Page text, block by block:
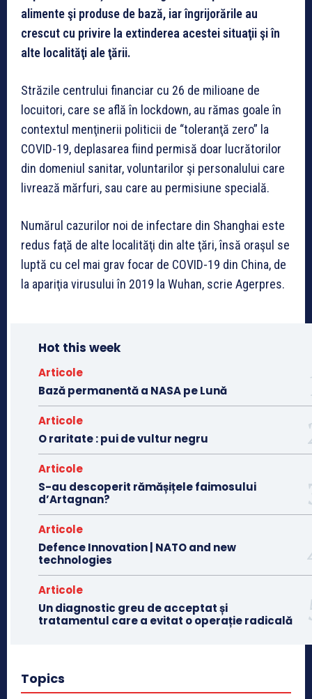
alimente şi produse de bază, iar îngrijorările au
crescut cu privire la extinderea acestei situaţii şi în
alte localităţi ale ţării.
Străzile centrului financiar cu 26 de milioane de
locuitori, care se află în lockdown, au rămas goale în
contextul menţinerii politicii de “toleranţă zero” la
COVID-19, deplasarea fiind permisă doar lucrătorilor
din domeniul sanitar, voluntarilor şi personalului care
livrează mărfuri, sau care au permisiune specială.
Numărul cazurilor noi de infectare din Shanghai este
redus faţă de alte localităţi din alte ţări, însă oraşul se
luptă cu cel mai grav focar de COVID-19 din China, de
la apariţia virusului în 2019 la Wuhan, scrie Agerpres.
Hot this week
Articole
Bază permanentă a NASA pe Lună
Articole
O raritate : pui de vultur negru
Articole
S-au descoperit rămășițele faimosului
d’Artagnan?
Articole
Defence Innovation | NATO and new
technologies
Articole
Un diagnostic greu de acceptat și
tratamentul care a evitat o operație radicală
Topics